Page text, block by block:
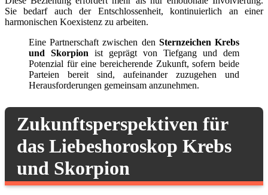
Sie bedarf auch der Entschlossenheit, kontinuierlich an einer
harmonischen Koexistenz zu arbeiten.
Eine Partnerschaft zwischen den Sternzeichen Krebs
und Skorpion ist geprägt von Tiefgang und dem
Potenzial für eine bereicherende Zukunft, sofern beide
Parteien bereit sind, aufeinander zuzugehen und
Herausforderungen gemeinsam anzunehmen.
Zukunftsperspektiven für
das Liebeshoroskop Krebs
und Skorpion